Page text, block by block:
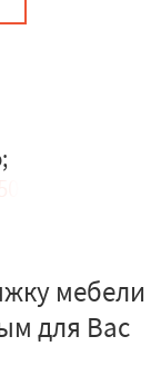
;
мебели
для Вас